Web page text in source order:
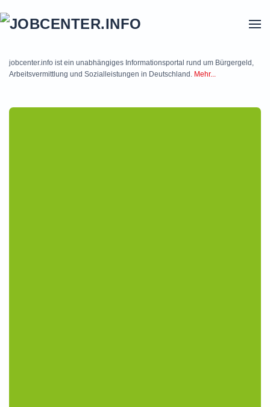
jobcenter.info ist ein unabhängiges Informationsportal rund um Bürgergeld,
Arbeitsvermittlung und Sozialleistungen in Deutschland. Mehr...